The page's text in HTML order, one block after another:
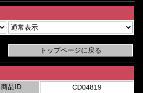
商品ID
CD04819